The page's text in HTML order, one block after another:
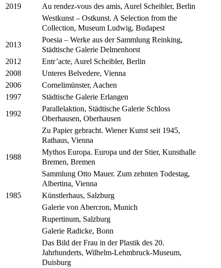
2019
Au rendez-vous des amis, Aurel Scheibler, Berlin
Westkunst – Ostkunst. A Selection from the
Collection, Museum Ludwig, Budapest
2013
Poesia – Werke aus der Sammlung Reinking,
Städtische Galerie Delmenhorst
2012 Entr’acte, Aurel Scheibler, Berlin
2008 Unteres Belvedere, Vienna
2006 Cornelimünster, Aachen
1997 Städtische Galerie Erlangen
1992
Parallelaktion, Städtische Galerie Schloss
Oberhausen, Oberhausen
Zu Papier gebracht. Wiener Kunst seit 1945,
Rathaus, Vienna
1988
Mythos Europa. Europa und der Stier, Kunsthalle
Bremen, Bremen
Sammlung Otto Mauer. Zum zehnten Todestag,
Albertina, Vienna
1985
Künstlerhaus, Salzburg
Galerie von Abercron, Munich
Rupertinum, Salzburg
Galerie Radicke, Bonn
Das Bild der Frau in der Plastik des 20.
Jahrhunderts, Wilhelm-Lehmbruck-Museum,
Duisburg